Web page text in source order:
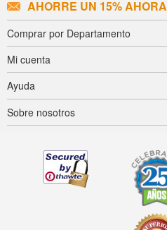
AHORRE UN 15% AHORA
Comprar por Departamento
Mi cuenta
Ayuda
Sobre nosotros